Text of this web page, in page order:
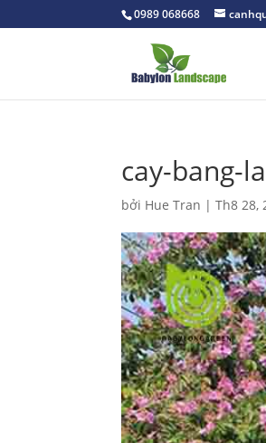
0989 068668
cay-bang-
bởi Hue Tran |Th8 28,